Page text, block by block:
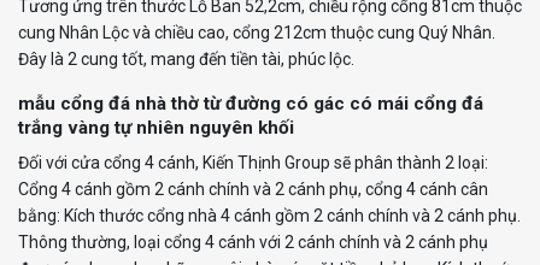
Tương ứng trên thước Lỗ Ban 52,2cm, chiều rộng cổng 81cm thuộc
cung Nhân Lộc và chiều cao, cổng 212cm thuộc cung Quý Nhân.
Đây là 2 cung tốt, mang đến tiền tài, phúc lộc.
mẫu cổng đá nhà thờ từ đường có gác có mái cổng đá
trắng vàng tự nhiên nguyên khối
Đối với cửa cổng 4 cánh, Kiến Thịnh Group sẽ phân thành 2 loại:
Cổng 4 cánh gồm 2 cánh chính và 2 cánh phụ, cổng 4 cánh cân
bằng: Kích thước cổng nhà 4 cánh gồm 2 cánh chính và 2 cánh phụ.
Thông thường, loại cổng 4 cánh với 2 cánh chính và 2 cánh phụ